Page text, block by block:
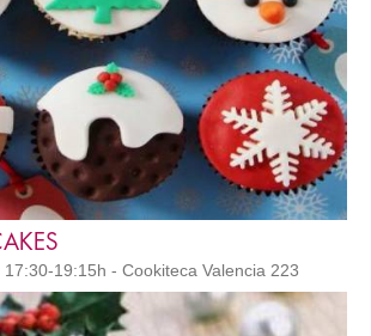
19:15h - Cookiteca Valencia 223